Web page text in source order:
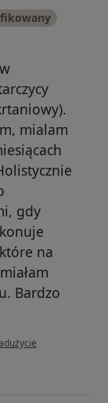
mialam
gdy
na
Bardzo
Aleksandra